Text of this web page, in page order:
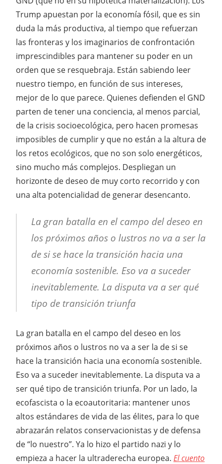
Trump apuestan por la economía fósil, que es sin
duda la más productiva, al tiempo que refuerzan
las fronteras y los imaginarios de confrontación
imprescindibles para mantener su poder en un
orden que se resquebraja. Están sabiendo leer
nuestro tiempo, en función de sus intereses,
mejor de lo que parece. Quienes defienden el GND
parten de tener una conciencia, al menos parcial,
de la crisis socioecológica, pero hacen promesas
imposibles de cumplir y que no están a la altura de
los retos ecológicos, que no son solo energéticos,
sino mucho más complejos. Despliegan un
horizonte de deseo de muy corto recorrido y con
una alta potencialidad de generar desencanto.
La gran batalla en el campo del deseo en
los próximos años o lustros no va a ser la
de si se hace la transición hacia una
economía sostenible. Eso va a suceder
inevitablemente. La disputa va a ser qué
tipo de transición triunfa
La gran batalla en el campo del deseo en los
próximos años o lustros no va a ser la de si se
hace la transición hacia una economía sostenible.
Eso va a suceder inevitablemente. La disputa va a
ser qué tipo de transición triunfa. Por un lado, la
ecofascista o la ecoautoritaria: mantener unos
altos estándares de vida de las élites, para lo que
abrazarán relatos conservacionistas y de defensa
de “lo nuestro”. Ya lo hizo el partido nazi y lo
empieza a hacer la ultraderecha europea. El cuento